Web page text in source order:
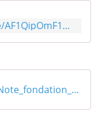
https://photos.google.com/share/AF1QipOmF1GPAOy7Ve6gDMow3u4vxugwT5w2nRhDoEz1VdqW7G3nZvLImoZQX5I2x8sHUA?key=RndjTENyQnk3dktUQlZLeUpKc2pSMU5xb0oyS1dR
2022_10_26_Note_fondation_SEYDOUX